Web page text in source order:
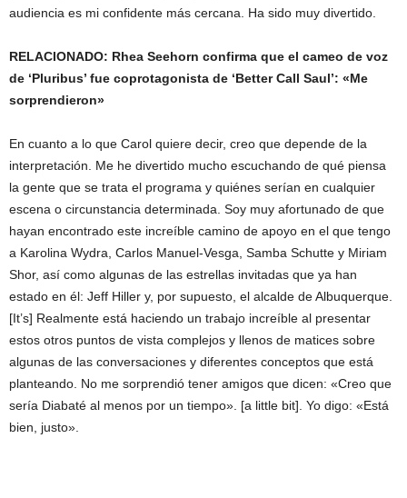
audiencia es mi confidente más cercana. Ha sido muy divertido.
RELACIONADO: Rhea Seehorn confirma que el cameo de voz
de ‘Pluribus’ fue coprotagonista de ‘Better Call Saul’: «Me
sorprendieron»
En cuanto a lo que Carol quiere decir, creo que depende de la
interpretación. Me he divertido mucho escuchando de qué piensa
la gente que se trata el programa y quiénes serían en cualquier
escena o circunstancia determinada. Soy muy afortunado de que
hayan encontrado este increíble camino de apoyo en el que tengo
a Karolina Wydra, Carlos Manuel-Vesga, Samba Schutte y Miriam
Shor, así como algunas de las estrellas invitadas que ya han
estado en él: Jeff Hiller y, por supuesto, el alcalde de Albuquerque.
[It’s] Realmente está haciendo un trabajo increíble al presentar
estos otros puntos de vista complejos y llenos de matices sobre
algunas de las conversaciones y diferentes conceptos que está
planteando. No me sorprendió tener amigos que dicen: «Creo que
sería Diabaté al menos por un tiempo». [a little bit]. Yo digo: «Está
bien, justo».